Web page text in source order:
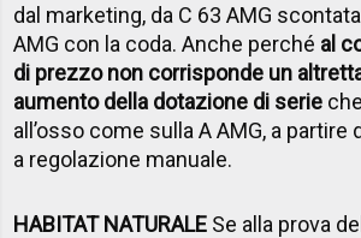
dal marketing, da C 63 AMG
AMG con la coda. Anche perché al
di prezzo non corrisponde un
aumento della dotazione di serie
all’osso come sulla A AMG, a
a regolazione manuale.
HABITAT NATURALE Se alla prova